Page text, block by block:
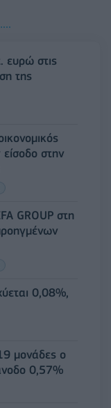
ευρώ στις
της
στην
GROUP στη
0,08%,
μονάδες ο
0,57%